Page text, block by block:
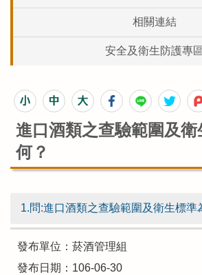
相關連結
安全及衛生防護專
進口酒類之查驗範圍及衛
何？
1.問:進口酒類之查驗範圍及衛生標準
發布單位：菸酒管理組
發布日期：106-06-30